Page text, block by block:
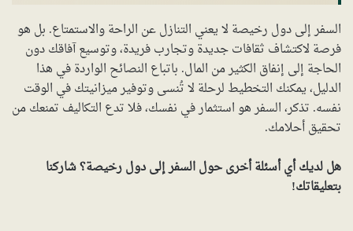
السفر إلى دول رخيصة لا يعني التنازل عن الراحة والاستمتاع. بل هو
فرصة لاكتشاف ثقافات جديدة وتجارب فريدة، وتوسيع آفاقك دون
الحاجة إلى إنفاق الكثير من المال. باتباع النصائح الواردة في هذا
الدليل، يمكنك التخطيط لرحلة لا تُنسى وتوفير ميزانيتك في الوقت
نفسه. تذكر، السفر هو استثمار في نفسك، فلا تدع التكاليف تمنعك من
تحقيق أحلامك.
هل لديك أي أسئلة أخرى حول السفر إلى دول رخيصة؟ شاركنا
بتعليقاتك!